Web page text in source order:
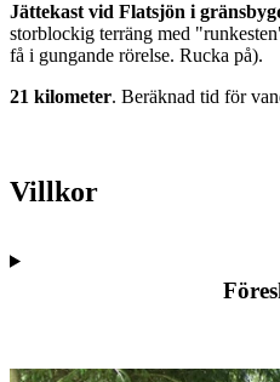
Jättekast vid Flatsjön i
storblockig terräng med
få i gungande rörelse. Rucka på).
21 kilometer. Beräknad tid för
Villkor
Bildspel